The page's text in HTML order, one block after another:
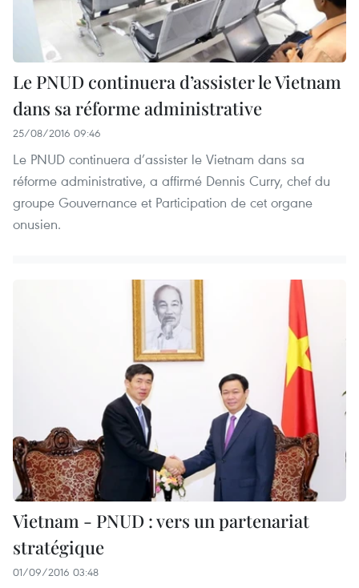
Le PNUD continuera d’assister le Vietnam
dans sa réforme administrative
25/08/2016 09:46
Le PNUD continuera d’assister le Vietnam dans sa
réforme administrative, a affirmé Dennis Curry, chef du
groupe Gouvernance et Participation de cet organe
onusien.
Vietnam - PNUD : vers un partenariat
stratégique
01/09/2016 03:48